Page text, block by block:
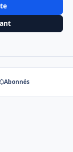
Abonnés